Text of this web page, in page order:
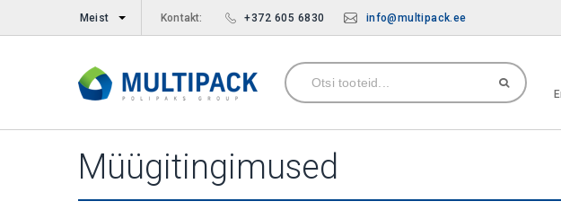
Meist Kontakt: +372 605 6830 info@multipack.ee
Müügitingimused